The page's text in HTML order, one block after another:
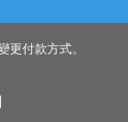
更付款方式。